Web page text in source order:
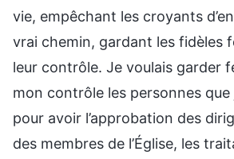
vie, empêchant les croyants
vrai chemin, gardant les fidèles
leur contrôle. Je voulais garder
mon contrôle les personnes que
pour avoir l’approbation des
des membres de l’Église, les